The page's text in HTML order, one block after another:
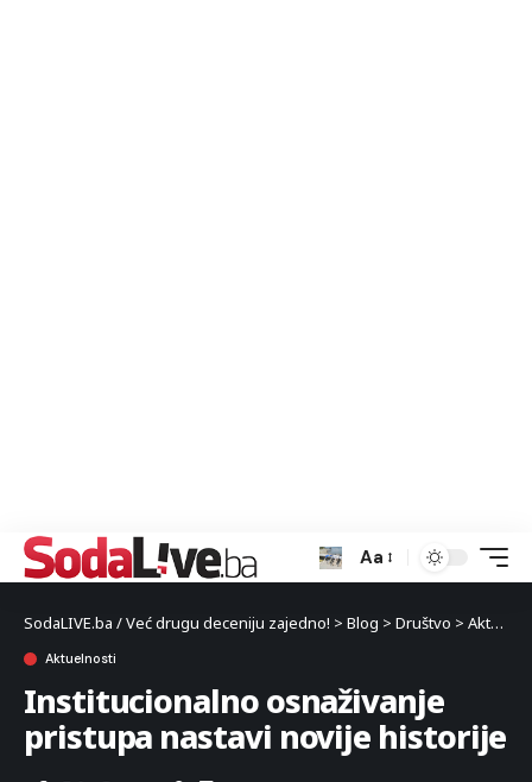
Aa
SodaLIVE.ba / Već drugu deceniju zajedno! > Blog > Društvo > Aktuelnosti
Aktuelnosti
Institucionalno osnaživanje
pristupa nastavi novije historije